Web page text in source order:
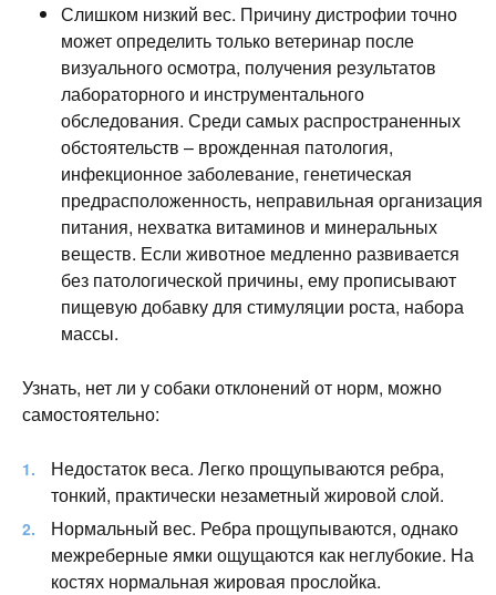
Слишком низкий вес. Причину дистрофии точно
может определить только ветеринар после
визуального осмотра, получения результатов
лабораторного и инструментального
обследования. Среди самых распространенных
обстоятельств – врожденная патология,
инфекционное заболевание, генетическая
предрасположенность, неправильная организация
питания, нехватка витаминов и минеральных
веществ. Если животное медленно развивается
без патологической причины, ему прописывают
пищевую добавку для стимуляции роста, набора
массы.
Узнать, нет ли у собаки отклонений от норм, можно
самостоятельно:
Недостаток веса. Легко прощупываются ребра,
тонкий, практически незаметный жировой слой.
Нормальный вес. Ребра прощупываются, однако
межреберные ямки ощущаются как неглубокие. На
костях нормальная жировая прослойка.